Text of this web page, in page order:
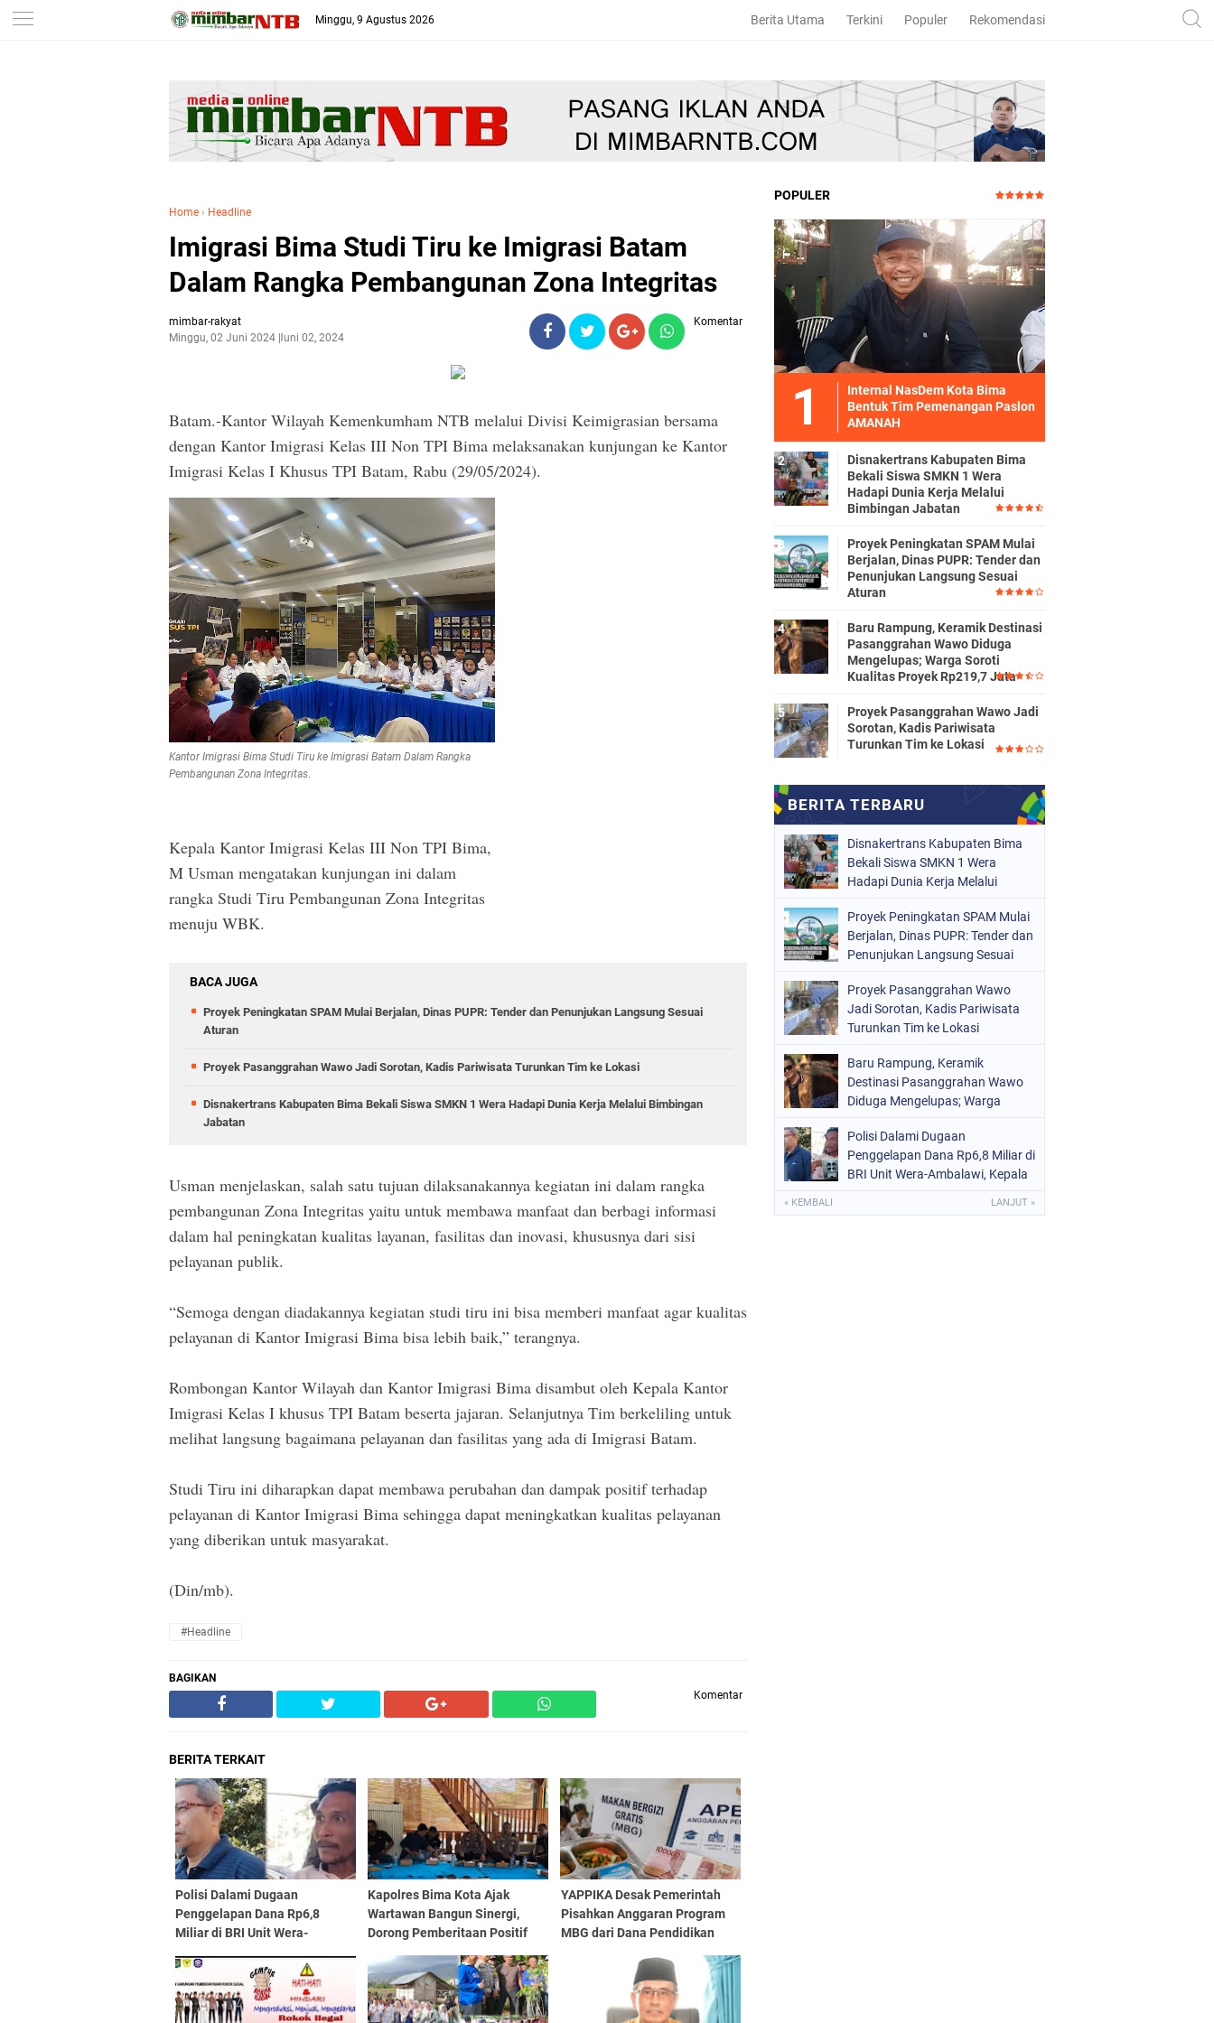
-->
Minggu, 9 Agustus 2026 Berita Utama Terkini Populer Rekomendasi
Home › Headline
Imigrasi Bima Studi Tiru ke Imigrasi Batam
Dalam Rangka Pembangunan Zona Integritas
mimbar-rakyat
Minggu, 02 Juni 2024 Juni 02, 2024
Komentar
Batam.-Kantor Wilayah Kemenkumham NTB melalui Divisi Keimigrasian bersama
dengan Kantor Imigrasi Kelas III Non TPI Bima melaksanakan kunjungan ke Kantor
Imigrasi Kelas I Khusus TPI Batam, Rabu (29/05/2024).
Kantor Imigrasi Bima Studi Tiru ke Imigrasi Batam Dalam Rangka
Pembangunan Zona Integritas.
Kepala Kantor Imigrasi Kelas III Non TPI Bima,
M Usman mengatakan kunjungan ini dalam
rangka Studi Tiru Pembangunan Zona Integritas
menuju WBK.
BACA JUGA
Proyek Peningkatan SPAM Mulai Berjalan, Dinas PUPR: Tender dan Penunjukan Langsung Sesuai
Aturan
Proyek Pasanggrahan Wawo Jadi Sorotan, Kadis Pariwisata Turunkan Tim ke Lokasi
Disnakertrans Kabupaten Bima Bekali Siswa SMKN 1 Wera Hadapi Dunia Kerja Melalui Bimbingan
Jabatan
Usman menjelaskan, salah satu tujuan dilaksanakannya kegiatan ini dalam rangka
pembangunan Zona Integritas yaitu untuk membawa manfaat dan berbagi informasi
dalam hal peningkatan kualitas layanan, fasilitas dan inovasi, khususnya dari sisi
pelayanan publik.
“Semoga dengan diadakannya kegiatan studi tiru ini bisa memberi manfaat agar kualitas
pelayanan di Kantor Imigrasi Bima bisa lebih baik,” terangnya.
Rombongan Kantor Wilayah dan Kantor Imigrasi Bima disambut oleh Kepala Kantor
Imigrasi Kelas I khusus TPI Batam beserta jajaran. Selanjutnya Tim berkeliling untuk
melihat langsung bagaimana pelayanan dan fasilitas yang ada di Imigrasi Batam.
Studi Tiru ini diharapkan dapat membawa perubahan dan dampak positif terhadap
pelayanan di Kantor Imigrasi Bima sehingga dapat meningkatkan kualitas pelayanan
yang diberikan untuk masyarakat.
(Din/mb).
#Headline
BAGIKAN
Komentar
BERITA TERKAIT
Polisi Dalami Dugaan
Penggelapan Dana Rp6,8
Miliar di BRI Unit Wera-
Tudingan Kuasa Hukum
Nasabah
Kapolres Bima Kota Ajak
Wartawan Bangun Sinergi,
Dorong Pemberitaan Positif
YAPPIKA Desak Pemerintah
Pisahkan Anggaran Program
MBG dari Dana Pendidikan
POPULER
Internal NasDem Kota Bima
Bentuk Tim Pemenangan Paslon
AMANAH
Disnakertrans Kabupaten Bima
Bekali Siswa SMKN 1 Wera
Hadapi Dunia Kerja Melalui
Bimbingan Jabatan
Proyek Peningkatan SPAM Mulai
Berjalan, Dinas PUPR: Tender dan
Penunjukan Langsung Sesuai
Aturan
Baru Rampung, Keramik Destinasi
Pasanggrahan Wawo Diduga
Mengelupas; Warga Soroti
Kualitas Proyek Rp219,7 Juta
Proyek Pasanggrahan Wawo Jadi
Sorotan, Kadis Pariwisata
Turunkan Tim ke Lokasi
Disnakertrans Kabupaten Bima
Bekali Siswa SMKN 1 Wera
Hadapi Dunia Kerja Melalui
Proyek Peningkatan SPAM Mulai
Berjalan, Dinas PUPR: Tender dan
Penunjukan Langsung Sesuai
Proyek Pasanggrahan Wawo
Jadi Sorotan, Kadis Pariwisata
Turunkan Tim ke Lokasi
Baru Rampung, Keramik
Destinasi Pasanggrahan Wawo
Diduga Mengelupas; Warga
Juta
Polisi Dalami Dugaan
Penggelapan Dana Rp6,8 Miliar di
BRI Unit Wera-Ambalawi, Kepala
« KEMBALI LANJUT »